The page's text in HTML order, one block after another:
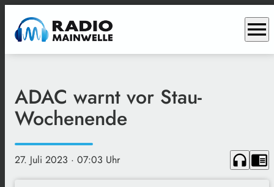
menu
ADAC warnt vor Stau-
Wochenende
27. Juli 2023 · 07:03 Uhr headphones chrome_reader_mode